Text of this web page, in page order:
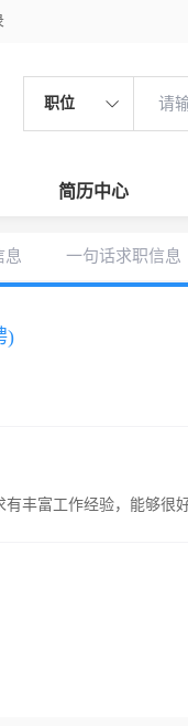
职位
简历中心
息 一句话求职信息
)
丰富工作经验，能够很